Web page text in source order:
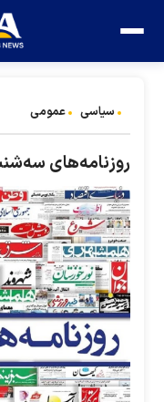
سیاسی عمومی
روزنامه‌های سه‌شنبه ۲۱ دی